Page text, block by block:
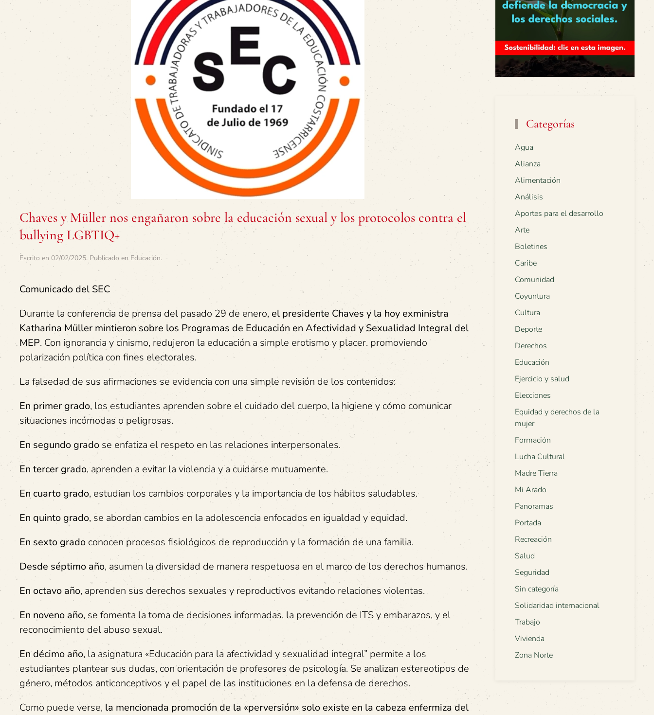
Chaves y Müller nos engañaron sobre la educación sexual y los protocolos contra el
bullying LGBTIQ+
Escrito en 02/02/2025. Publicado en Educación.
Comunicado del SEC
Durante la conferencia de prensa del pasado 29 de enero, el presidente Chaves y la hoy exministra
Katharina Müller mintieron sobre los Programas de Educación en Afectividad y Sexualidad Integral del
MEP. Con ignorancia y cinismo, redujeron la educación a simple erotismo y placer. promoviendo
polarización política con fines electorales.
La falsedad de sus afirmaciones se evidencia con una simple revisión de los contenidos:
En primer grado, los estudiantes aprenden sobre el cuidado del cuerpo, la higiene y cómo comunicar
situaciones incómodas o peligrosas.
En segundo grado se enfatiza el respeto en las relaciones interpersonales.
En tercer grado, aprenden a evitar la violencia y a cuidarse mutuamente.
En cuarto grado, estudian los cambios corporales y la importancia de los hábitos saludables.
En quinto grado, se abordan cambios en la adolescencia enfocados en igualdad y equidad.
En sexto grado conocen procesos fisiológicos de reproducción y la formación de una familia.
Desde séptimo año, asumen la diversidad de manera respetuosa en el marco de los derechos humanos.
En octavo año, aprenden sus derechos sexuales y reproductivos evitando relaciones violentas.
En noveno año, se fomenta la toma de decisiones informadas, la prevención de ITS y embarazos, y el
reconocimiento del abuso sexual.
En décimo año, la asignatura «Educación para la afectividad y sexualidad integral” permite a los
estudiantes plantear sus dudas, con orientación de profesores de psicología. Se analizan estereotipos de
género, métodos anticonceptivos y el papel de las instituciones en la defensa de derechos.
Como puede verse, la mencionada promoción de la «perversión» solo existe en la cabeza enfermiza del
Categorías
Agua
Alianza
Alimentación
Análisis
Aportes para el desarrollo
Arte
Boletines
Caribe
Comunidad
Coyuntura
Cultura
Deporte
Derechos
Educación
Ejercicio y salud
Elecciones
Equidad y derechos de la
mujer
Formación
Lucha Cultural
Madre Tierra
Mi Arado
Panoramas
Portada
Recreación
Salud
Seguridad
Sin categoría
Solidaridad internacional
Trabajo
Vivienda
Zona Norte